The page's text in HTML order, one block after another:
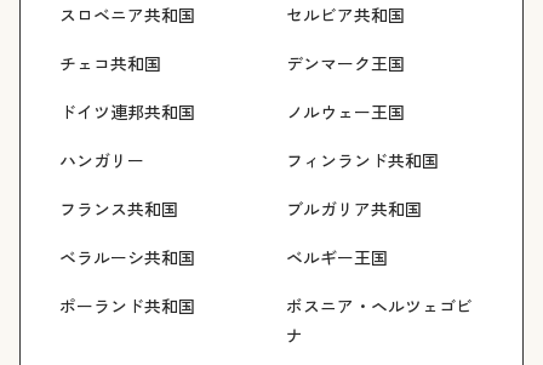
スロベニア共和国
セルビア共和国
チェコ共和国
デンマーク王国
ドイツ連邦共和国
ノルウェー王国
ハンガリー
フィンランド共和国
フランス共和国
ブルガリア共和国
ベラルーシ共和国
ベルギー王国
ポーランド共和国
ボスニア・ヘルツェゴビ
ナ